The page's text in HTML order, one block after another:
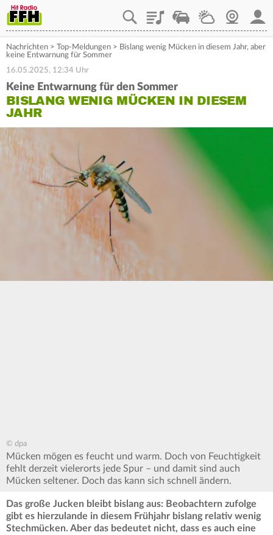
PlaylistStaupilotWetterWebcam
Nachrichten > Top-Meldungen > Bislang wenig Mücken in diesem Jahr, aber
keine Entwarnung für Sommer
16.05.2025, 12:34 Uhr
Keine Entwarnung für den Sommer
BISLANG WENIG MÜCKEN IN DIESEM
JAHR
© dpa
Mücken mögen es feucht und warm. Doch von Feuchtigkeit
fehlt derzeit vielerorts jede Spur – und damit sind auch
Mücken seltener. Doch das kann sich schnell ändern.
Das große Jucken bleibt bislang aus: Beobachtern zufolge
gibt es hierzulande in diesem Frühjahr bislang relativ wenig
Stechmücken. Aber das bedeutet nicht, dass es auch eine